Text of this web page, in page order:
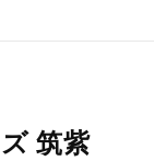
筑紫